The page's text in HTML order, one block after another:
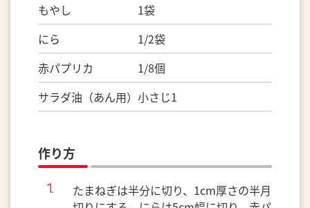
もやし 1袋
にら 1/2袋
赤パプリカ 1/8個
サラダ油（あん用）小さじ1
作り方
たまねぎは半分に切り、1cm厚さの半月